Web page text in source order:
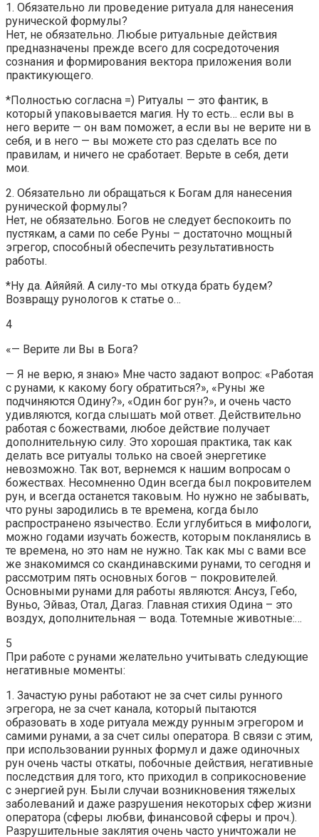
1. Обязательно ли проведение ритуала для нанесения
рунической формулы?
Нет, не обязательно. Любые ритуальные действия
предназначены прежде всего для сосредоточения
сознания и формирования вектора приложения воли
практикующего.
*Полностью согласна =) Ритуалы — это фантик, в
который упаковывается магия. Ну то есть… если вы в
него верите — он вам поможет, а если вы не верите ни в
себя, и в него — вы можете сто раз сделать все по
правилам, и ничего не сработает. Верьте в себя, дети
мои.
2. Обязательно ли обращаться к Богам для нанесения
рунической формулы?
Нет, не обязательно. Богов не следует беспокоить по
пустякам, а сами по себе Руны – достаточно мощный
эгрегор, способный обеспечить результативность
работы.
*Ну да. Айяйяй. А силу-то мы откуда брать будем?
Возвращу рунологов к статье о…
4
«— Верите ли Вы в Бога?
— Я не верю, я знаю» Мне часто задают вопрос: «Работая
с рунами, к какому богу обратиться?», «Руны же
подчиняются Одину?», «Один бог рун?», и очень часто
удивляются, когда слышать мой ответ. Действительно
работая с божествами, любое действие получает
дополнительную силу. Это хорошая практика, так как
делать все ритуалы только на своей энергетике
невозможно. Так вот, вернемся к нашим вопросам о
божествах. Несомненно Один всегда был покровителем
рун, и всегда останется таковым. Но нужно не забывать,
что руны зародились в те времена, когда было
распространено язычество. Если углубиться в мифологи,
можно годами изучать божеств, которым покланялись в
те времена, но это нам не нужно. Так как мы с вами все
же знакомимся со скандинавскими рунами, то сегодня и
рассмотрим пять основных богов – покровителей.
Основными рунами для работы являются: Ансуз, Гебо,
Вуньо, Эйваз, Отал, Дагаз. Главная стихия Одина – это
воздух, дополнительная — вода. Тотемные животные:…
5
При работе с рунами желательно учитывать следующие
негативные моменты:
1. Зачастую руны работают не за счет силы рунного
эгрегора, не за счет канала, который пытаются
образовать в ходе ритуала между рунным эгрегором и
самими рунами, а за счет силы оператора. В связи с этим,
при использовании рунных формул и даже одиночных
рун очень часты откаты, побочные действия, негативные
последствия для того, кто приходил в соприкосновение
с энергией рун. Были случаи возникновения тяжелых
заболеваний и даже разрушения некоторых сфер жизни
оператора (сферы любви, финансовой сферы и проч.).
Разрушительные заклятия очень часто уничтожали не